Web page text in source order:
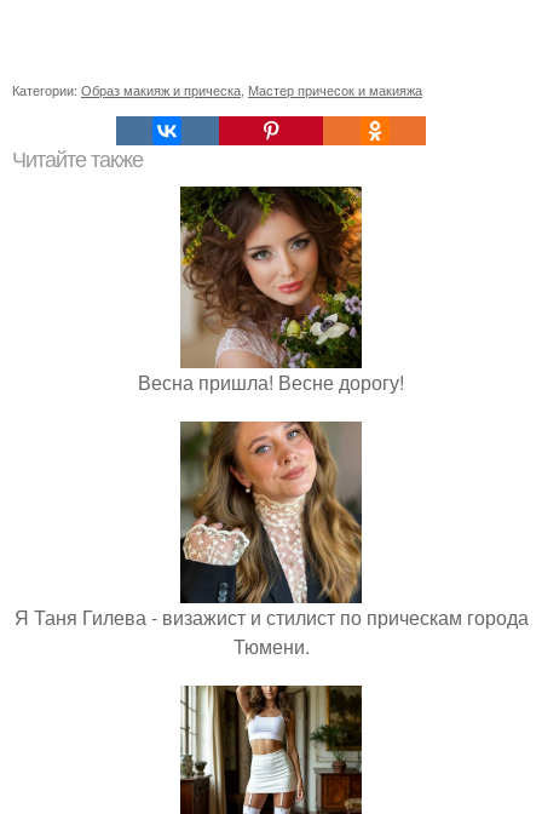
Категории: Образ макияж и прическа Мастер причесок и макияжа
Читайте также
Весна пришла! Весне дорогу!
Я Таня Гилева - визажист и стилист по прическам города
Тюмени.